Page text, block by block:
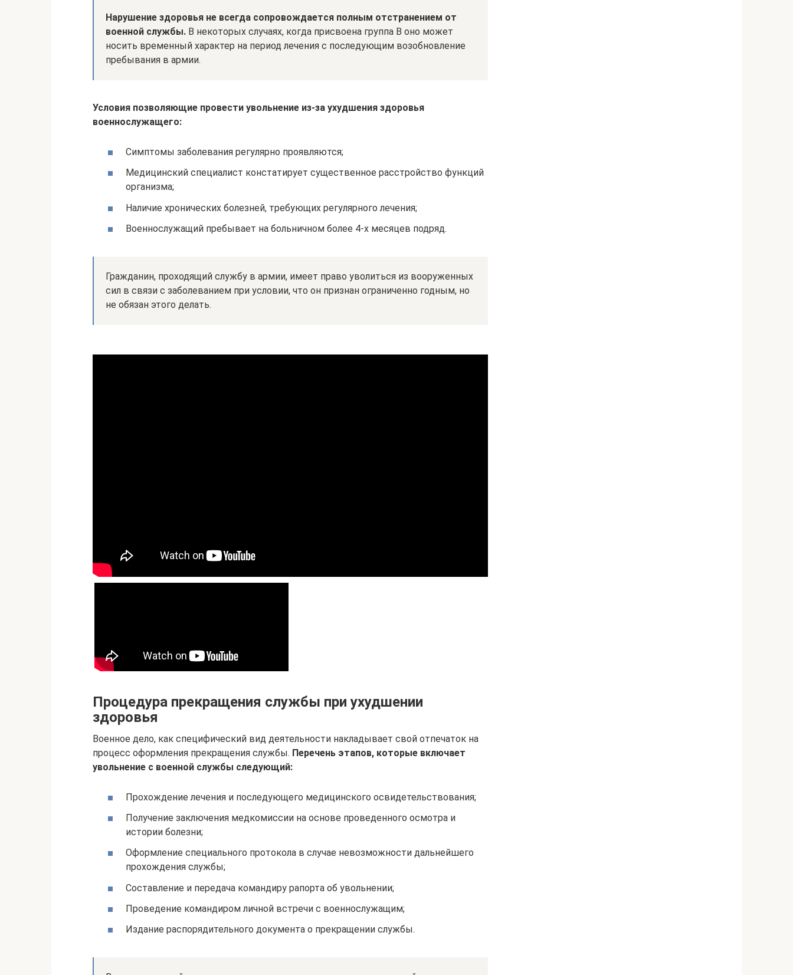
Нарушение здоровья не всегда сопровождается полным отстранением от
военной службы. В некоторых случаях, когда присвоена группа В оно может
носить временный характер на период лечения с последующим возобновление
пребывания в армии.
Условия позволяющие провести увольнение из-за ухудшения здоровья
военнослужащего:
Симптомы заболевания регулярно проявляются;
Медицинский специалист констатирует существенное расстройство функций
организма;
Наличие хронических болезней, требующих регулярного лечения;
Военнослужащий пребывает на больничном более 4-х месяцев подряд.
Гражданин, проходящий службу в армии, имеет право уволиться из вооруженных
сил в связи с заболеванием при условии, что он признан ограниченно годным, но
не обязан этого делать.
Процедура прекращения службы при ухудшении
здоровья
Военное дело, как специфический вид деятельности накладывает свой отпечаток на
процесс оформления прекращения службы. Перечень этапов, которые включает
увольнение с военной службы следующий:
Прохождение лечения и последующего медицинского освидетельствования;
Получение заключения медкомиссии на основе проведенного осмотра и
истории болезни;
Оформление специального протокола в случае невозможности дальнейшего
прохождения службы;
Составление и передача командиру рапорта об увольнении;
Проведение командиром личной встречи с военнослужащим;
Издание распорядительного документа о прекращении службы.